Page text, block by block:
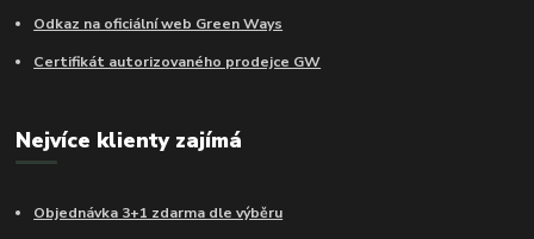
Odkaz na oficiální web Green Ways
Certifikát autorizovaného prodejce GW
Nejvíce klienty zajímá
Objednávka 3+1 zdarma dle výběru